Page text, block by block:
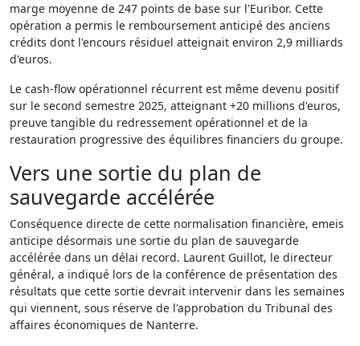
marge moyenne de 247 points de base sur l'Euribor. Cette
opération a permis le remboursement anticipé des anciens
crédits dont l'encours résiduel atteignait environ 2,9 milliards
d'euros.
Le cash-flow opérationnel récurrent est même devenu positif
sur le second semestre 2025, atteignant +20 millions d'euros,
preuve tangible du redressement opérationnel et de la
restauration progressive des équilibres financiers du groupe.
Vers une sortie du plan de
sauvegarde accélérée
Conséquence directe de cette normalisation financière, emeis
anticipe désormais une sortie du plan de sauvegarde
accélérée dans un délai record. Laurent Guillot, le directeur
général, a indiqué lors de la conférence de présentation des
résultats que cette sortie devrait intervenir dans les semaines
qui viennent, sous réserve de l'approbation du Tribunal des
affaires économiques de Nanterre.